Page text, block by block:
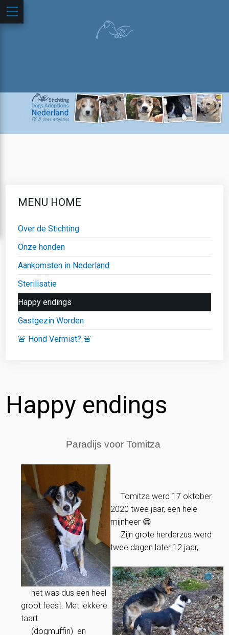
MENU HOME
Over de Stichting
Onze honden
Aankomsten in Nederland
Sterilisatie
Happy endings
Gastgezin Worden
🚨 Hond Vermist? 🚨
Happy endings
Paradijs voor Tomitza
Tomitza werd 17 oktober
2020 twee jaar, een hele
mijnheer 😄
Zijn grote herderzus werd
twee dagen later 12 jaar,
het was dus een heel
groot feest. Met lekkere
taart
(dogmuffin) en